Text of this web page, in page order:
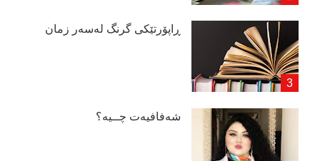
ڕاپۆرتێكی گرنگ لەسەر زمان
شەفافیەت چــیە؟